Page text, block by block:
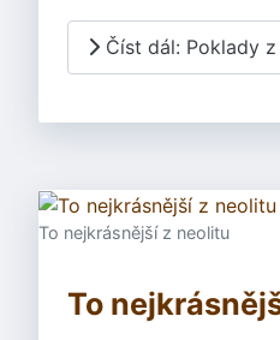
Číst dál: Poklady
To nejkrásnější z neolitu
To